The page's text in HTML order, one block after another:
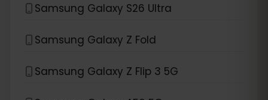
Samsung Galaxy S26 Ultra
Samsung Galaxy Z Fold
Samsung Galaxy Z Flip 3 5G